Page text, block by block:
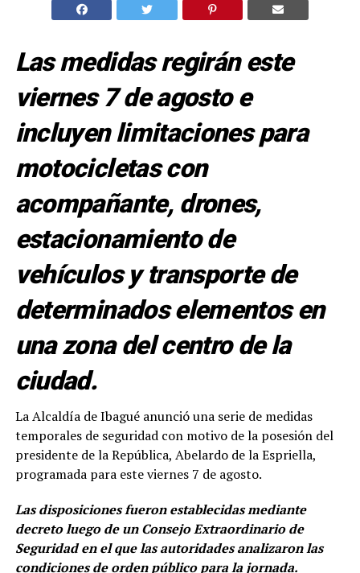
Las medidas regirán este
viernes 7 de agosto e
incluyen limitaciones para
motocicletas con
acompañante, drones,
estacionamiento de
vehículos y transporte de
determinados elementos en
una zona del centro de la
ciudad.
La Alcaldía de Ibagué anunció una serie de medidas
temporales de seguridad con motivo de la posesión del
presidente de la República, Abelardo de la Espriella,
programada para este viernes 7 de agosto.
Las disposiciones fueron establecidas mediante
decreto luego de un Consejo Extraordinario de
Seguridad en el que las autoridades analizaron las
condiciones de orden público para la jornada.